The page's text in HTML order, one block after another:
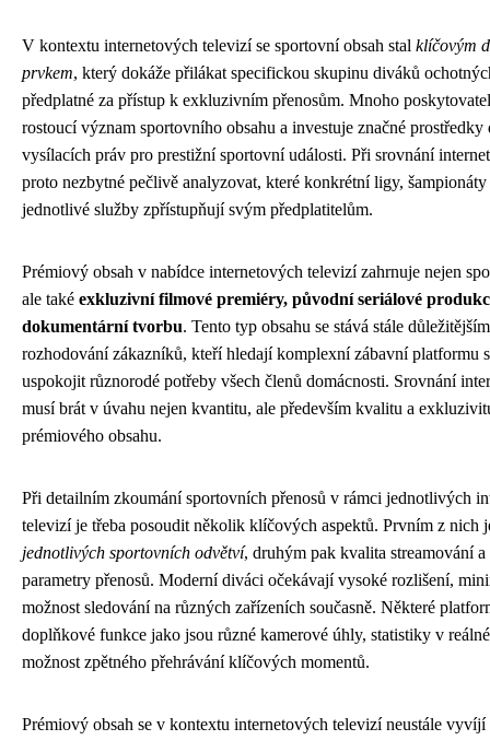
V kontextu internetových televizí se sportovní obsah stal klíčovým
prvkem, který dokáže přilákat specifickou skupinu diváků
předplatné za přístup k exkluzivním přenosům. Mnoho
rostoucí význam sportovního obsahu a investuje značné prostředky
vysílacích práv pro prestižní sportovní události. Při srovnání
proto nezbytné pečlivě analyzovat, které konkrétní ligy, šampionáty
jednotlivé služby zpřístupňují svým předplatitelům.
Prémiový obsah v nabídce internetových televizí zahrnuje nejen
ale také exkluzivní filmové premiéry, původní seriálové
dokumentární tvorbu. Tento typ obsahu se stává stále
rozhodování zákazníků, kteří hledají komplexní zábavní platformu
uspokojit různorodé potřeby všech členů domácnosti. Srovnání
musí brát v úvahu nejen kvantitu, ale především kvalitu a
prémiového obsahu.
Při detailním zkoumání sportovních přenosů v rámci jednotlivých
televizí je třeba posoudit několik klíčových aspektů. Prvním z nich
jednotlivých sportovních odvětví, druhým pak kvalita streamování a
parametry přenosů. Moderní diváci očekávají vysoké rozlišení,
možnost sledování na různých zařízeních současně. Některé
doplňkové funkce jako jsou různé kamerové úhly, statistiky v
možnost zpětného přehrávání klíčových momentů.
Prémiový obsah se v kontextu internetových televizí neustále vyvíjí